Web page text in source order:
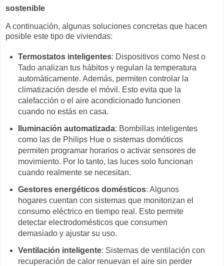
sostenible
A continuación, algunas soluciones concretas que hacen
posible este tipo de viviendas:
Termostatos inteligentes: Dispositivos como Nest o
Tado analizan tus hábitos y regulan la temperatura
automáticamente. Además, permiten controlar la
climatización desde el móvil. Esto evita que la
calefacción o el aire acondicionado funcionen
cuando no estás en casa.
Iluminación automatizada: Bombillas inteligentes
como las de Philips Hue o sistemas domóticos
permiten programar horarios o activar sensores de
movimiento. Por lo tanto, las luces solo funcionan
cuando realmente se necesitan.
Gestores energéticos domésticos: Algunos
hogares cuentan con sistemas que monitorizan el
consumo eléctrico en tiempo real. Esto permite
detectar electrodomésticos que consumen
demasiado y ajustar su uso.
Ventilación inteligente: Sistemas de ventilación con
recuperación de calor renuevan el aire sin perder